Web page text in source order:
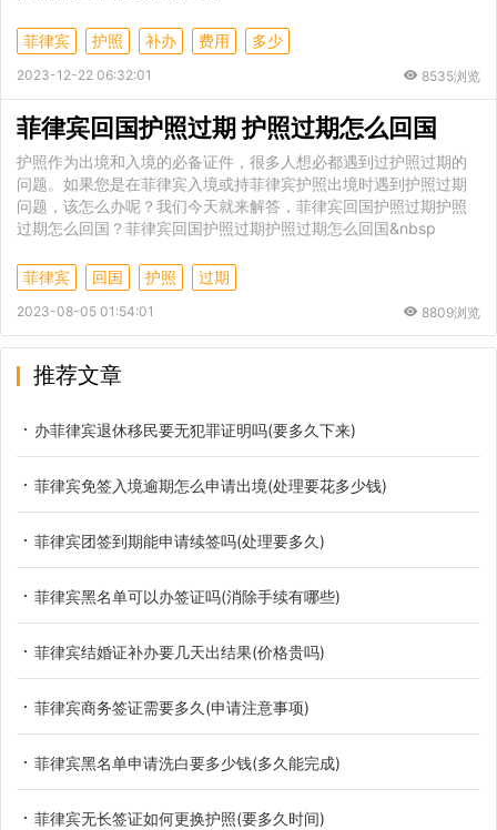
菲律宾 护照 补办 费用 多少
2023-12-22 06:32:01 8535浏览
菲律宾回国护照过期 护照过期怎么回国
护照作为出境和入境的必备证件，很多人想必都遇到过护照过期的
问题。如果您是在菲律宾入境或持菲律宾护照出境时遇到护照过期
问题，该怎么办呢？我们今天就来解答，菲律宾回国护照过期护照
过期怎么回国？菲律宾回国护照过期护照过期怎么回国&nbsp
菲律宾 回国 护照 过期
2023-08-05 01:54:01 8809浏览
推荐文章
办菲律宾退休移民要无犯罪证明吗(要多久下来)
菲律宾免签入境逾期怎么申请出境(处理要花多少钱)
菲律宾团签到期能申请续签吗(处理要多久)
菲律宾黑名单可以办签证吗(消除手续有哪些)
菲律宾结婚证补办要几天出结果(价格贵吗)
菲律宾商务签证需要多久(申请注意事项)
菲律宾黑名单申请洗白要多少钱(多久能完成)
菲律宾无长签证如何更换护照(要多久时间)